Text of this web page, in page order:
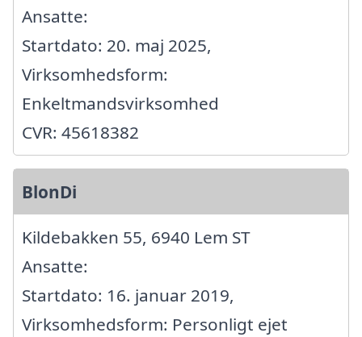
Ansatte:
Startdato: 20. maj 2025,
Virksomhedsform:
Enkeltmandsvirksomhed
CVR: 45618382
BlonDi
Kildebakken 55, 6940 Lem ST
Ansatte:
Startdato: 16. januar 2019,
Virksomhedsform: Personligt ejet